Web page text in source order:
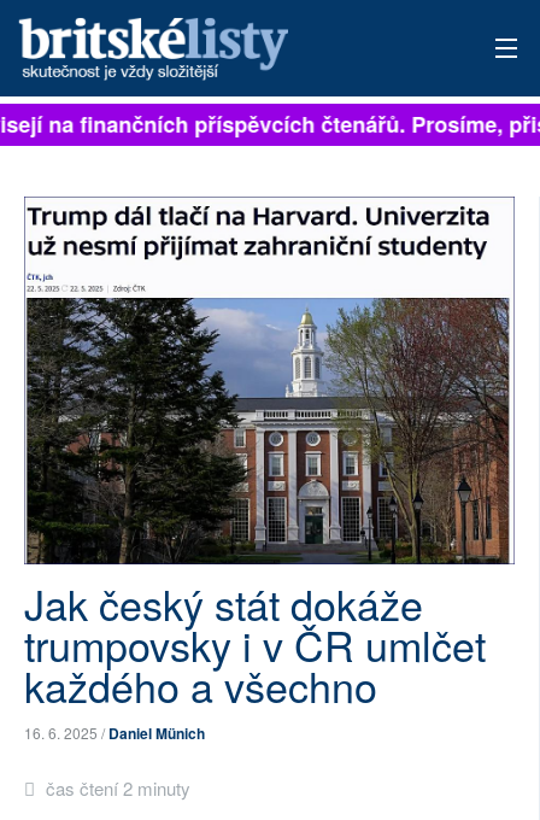
PŘIHLÁSIT
ARCHIV
ROZHOVORY
TÉMATA
NEJČTENĚJŠÍ ZA 7 DNÍ
AUTOŘI
PŘÍSPĚVKY NA PROVOZ
SOCIÁLNÍ SÍTĚ
RUBRIKY
PLNÁ VERZE STRÁNEK
na finančních příspěvcích čtenářů. Prosíme,
Jak český stát dokáže
trumpovsky i v ČR umlčet
každého a všechno
16. 6. 2025 /Daniel Münich
čas čtení 2 minuty